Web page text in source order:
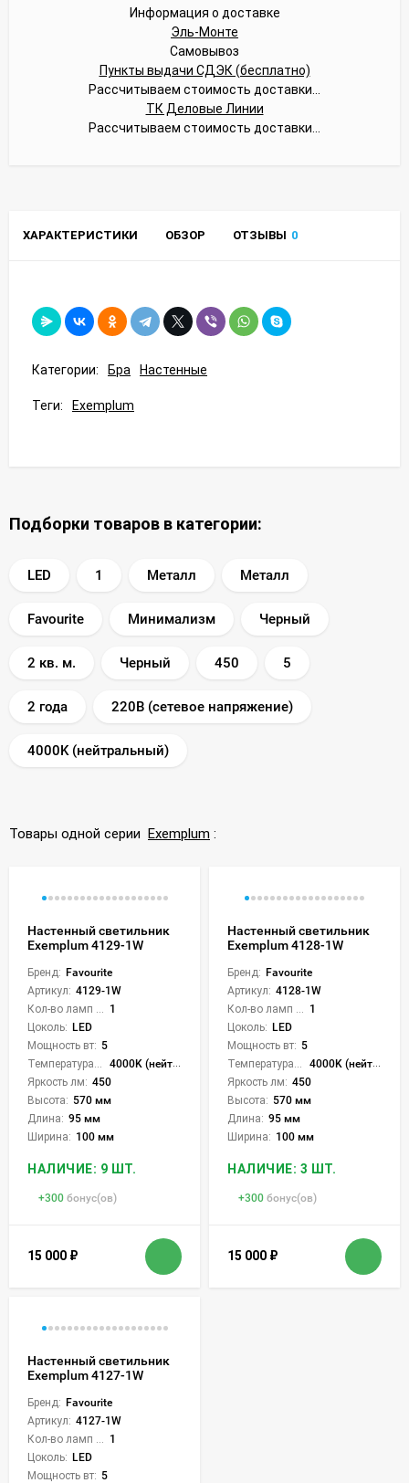
Информация о доставке
Эль-Монте
Самовывоз
Пункты выдачи СДЭК (бесплатно)
Рассчитываем стоимость доставки...
ТК Деловые Линии
Рассчитываем стоимость доставки...
ХАРАКТЕРИСТИКИ ОБЗОР ОТЗЫВЫ 0
Категории: Бра Настенные
Теги: Exemplum
Подборки товаров в категории:
LED 1 Металл Металл
Favourite Минимализм Черный
2 кв. м. Черный 450 5
2 года 220В (сетевое напряжение)
4000K (нейтральный)
Товары одной серии Exemplum :
Настенный светильник
Exemplum 4129-1W
Бренд: Favourite
Артикул: 4129-1W
1
Цоколь: LED
Мощность вт: 5
4000K (нейтральный)
Яркость лм: 450
Высота: 570 мм
Длина: 95 мм
Ширина: 100 мм
НАЛИЧИЕ: 9 ШТ.
+300 бонус(ов)
15 000 ₽
Настенный светильник
Exemplum 4128-1W
Бренд: Favourite
Артикул: 4128-1W
1
Цоколь: LED
Мощность вт: 5
4000K (нейтральный)
Яркость лм: 450
Высота: 570 мм
Длина: 95 мм
Ширина: 100 мм
НАЛИЧИЕ: 3 ШТ.
+300 бонус(ов)
15 000 ₽
Настенный светильник
Exemplum 4127-1W
Бренд: Favourite
Артикул: 4127-1W
1
Цоколь: LED
Мощность вт: 5